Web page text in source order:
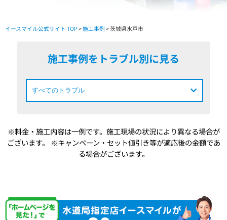
イースマイル公式サイト TOP>施工事例 > 茨城県水戸市
施工事例をトラブル別に見る
※料金・施工内容は一例です。施工現場の状況により異なる場合が
ございます。
※キャンペーン・セット値引き等が適応後の金額であ
る場合がございます。